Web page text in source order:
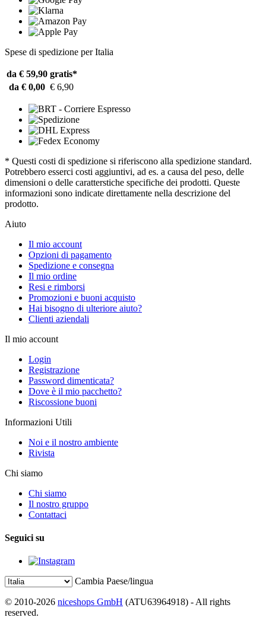
Spese di spedizione per Italia
da € 59,90 gratis*
da € 0,00 € 6,90
* Questi costi di spedizione si riferiscono alla spedizione standard.
Potrebbero esserci costi aggiuntivi, ad es. a causa del peso, delle
dimensioni o delle caratterstiche specifiche dei prodotti. Queste
informazioni sono indicate direttamente nella descrizione del
prodotto.
Aiuto
Il mio account
Opzioni di pagamento
Spedizione e consegna
Il mio ordine
Resi e rimborsi
Promozioni e buoni acquisto
Hai bisogno di ulteriore aiuto?
Clienti aziendali
Il mio account
Login
Registrazione
Password dimenticata?
Dove è il mio pacchetto?
Riscossione buoni
Informazioni Utili
Noi e il nostro ambiente
Rivista
Chi siamo
Chi siamo
Il nostro gruppo
Contattaci
Seguici su
Cambia Paese/lingua
© 2010-2026 niceshops GmbH (ATU63964918) - All rights
reserved.